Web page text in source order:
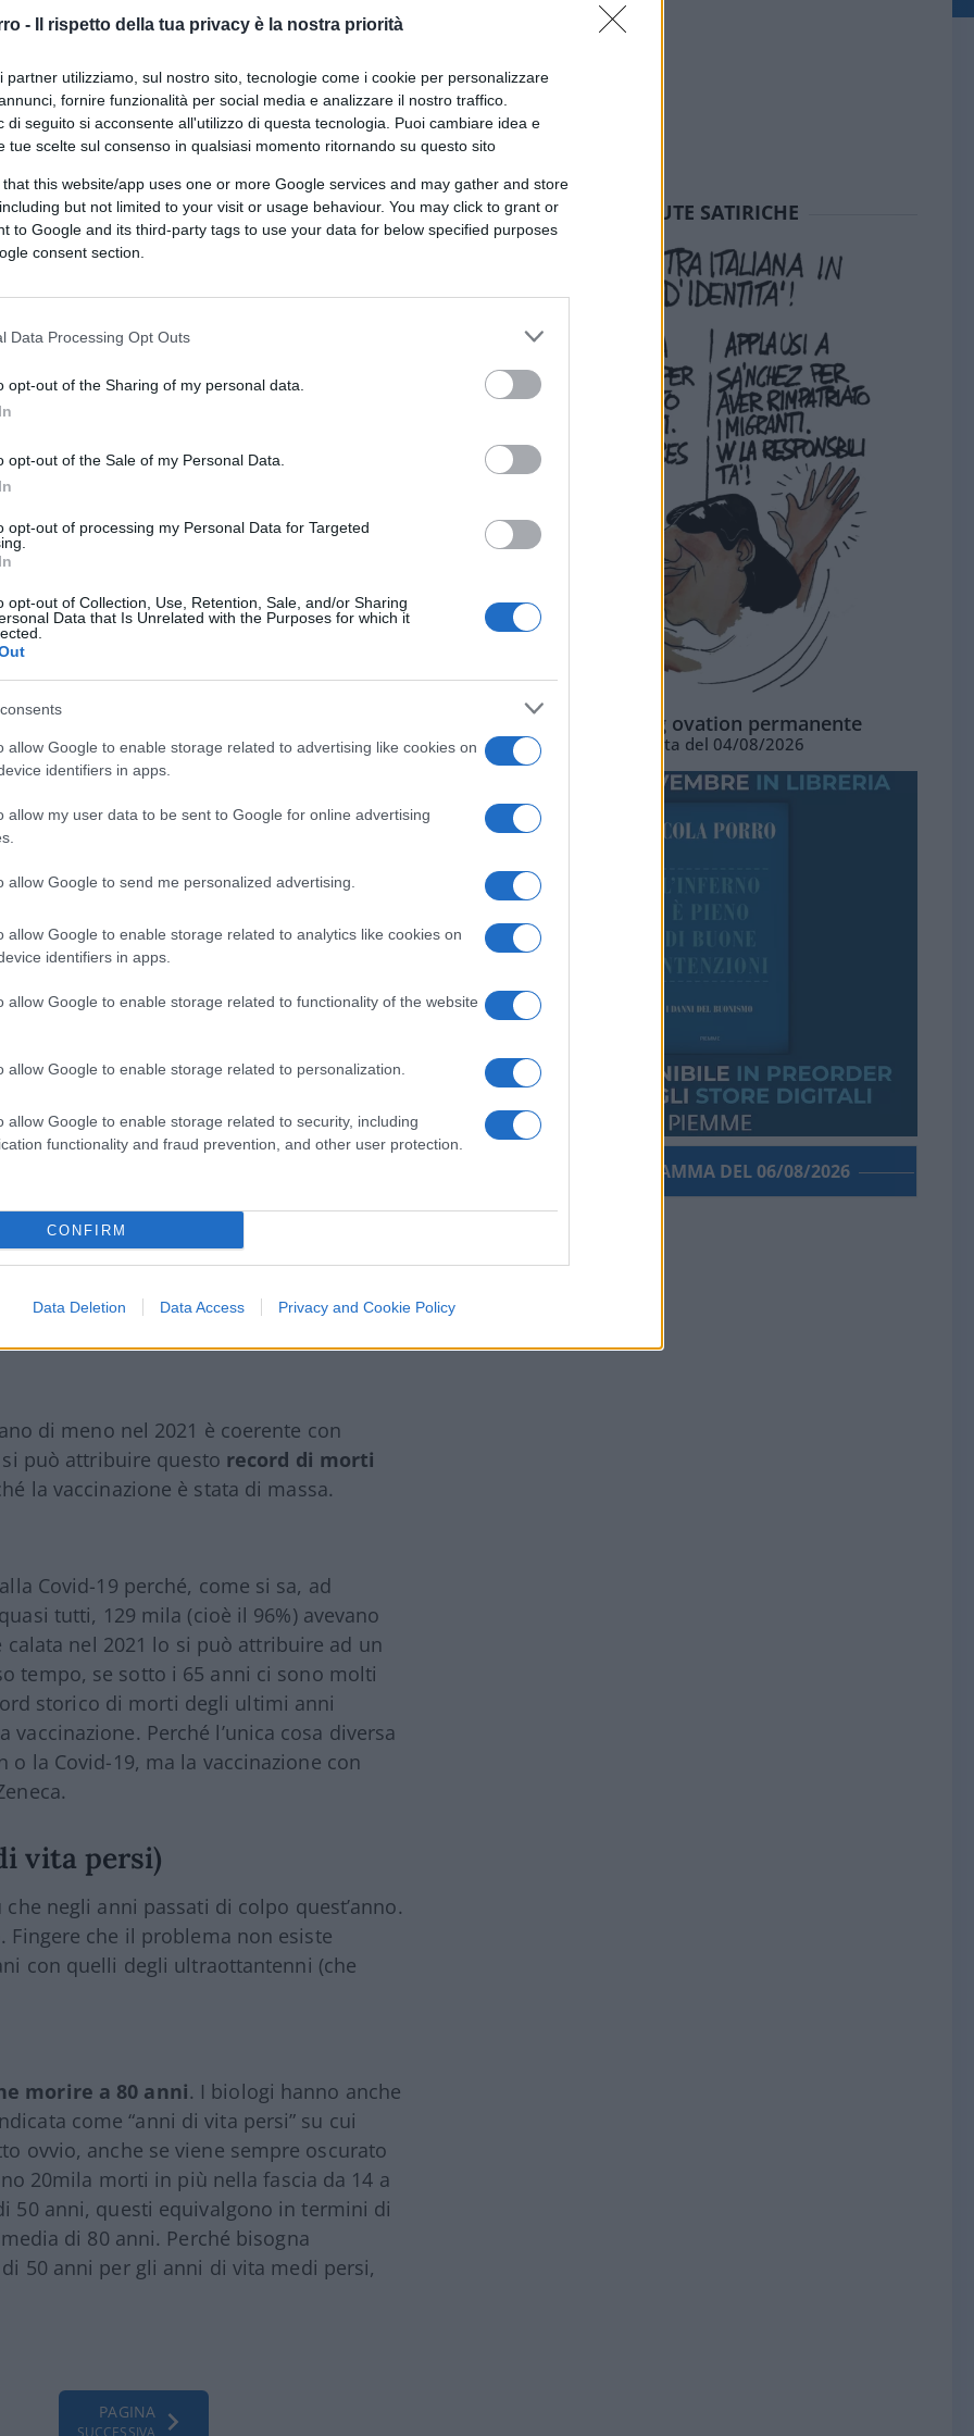
- Il rispetto della tua privacy è la nostra priorità
partner utilizziamo, sul nostro sito, tecnologie come i cookie per personalizzare
fornire funzionalità per social media e analizzare il nostro traffico.
di seguito si acconsente all'utilizzo di questa tecnologia. Puoi cambiare idea e
tue scelte sul consenso in qualsiasi momento ritornando su questo sito
that this website/app uses one or more Google services and may gather and store
but not limited to your visit or usage behaviour. You may click to grant or
to Google and its third-party tags to use your data for below specified purposes
consent section.
Data Processing Opt Outs
opt-out of the Sharing of my personal data.
opt-out of the Sale of my Personal Data.
opt-out of processing my Personal Data for Targeted
opt-out of Collection, Use, Retention, Sale, and/or Sharing
Data that Is Unrelated with the Purposes for which it
allow Google to enable storage related to advertising like cookies on
identifiers in apps.
allow my user data to be sent to Google for online advertising
allow Google to send me personalized advertising.
allow Google to enable storage related to analytics like cookies on
identifiers in apps.
allow Google to enable storage related to functionality of the website
allow Google to enable storage related to personalization.
allow Google to enable storage related to security, including
functionality and fraud prevention, and other user protection.
CONFIRM
Data Deletion Data Access Privacy and Cookie Policy
su Google CLICCA QUI
Europeo sulla Mortalità
cosa mostrano perché è clamoroso.
che da decenni raccoglie e pubblica i
come in Europa
2021.
e non è pensionata, da 14 a 64 anni, nel
oltre 31 mila rispetto al 2019. Il grafico
mostra i morti totali, per tutte le
la fascia di età fino ai 44 anni che (se leggi
rispetto all’anno scorso e quelli fino a 64
2021 rispetto persino al 2020 non si
sul sito di Euromomo
al 2020.
di meno nel 2021 è coerente con
può attribuire questo record di morti
la vaccinazione è stata di massa.
Covid-19 perché, come si sa, ad
tutti, 129 mila (cioè il 96%) avevano
nel 2021 lo si può attribuire ad un
tempo, se sotto i 65 anni ci sono molti
storico di morti degli ultimi anni
Perché l’unica cosa diversa
la Covid-19, ma la vaccinazione con
vita persi)
negli anni passati di colpo quest’anno.
Fingere che il problema non esiste
con quelli degli ultraottantenni (che
morire a 80 anni. I biologi hanno anche
come “anni di vita persi” su cui
ovvio, anche se viene sempre oscurato
20mila morti in più nella fascia da 14 a
50 anni, questi equivalgono in termini di
di 80 anni. Perché bisogna
50 anni per gli anni di vita medi persi,
PAGINA
SEDUTE SATIRICHE
La standing ovation permanente
Vignetta del 04/08/2026
PORROGRAMMA DEL 06/08/2026